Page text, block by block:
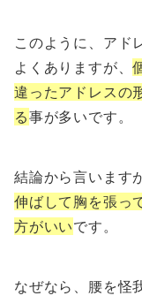
このように、アド
よくありますが、
違ったアドレスの
る事が多いです。
結論から言います
伸ばして胸を張っ
方がいいです。
なぜなら、腰を怪